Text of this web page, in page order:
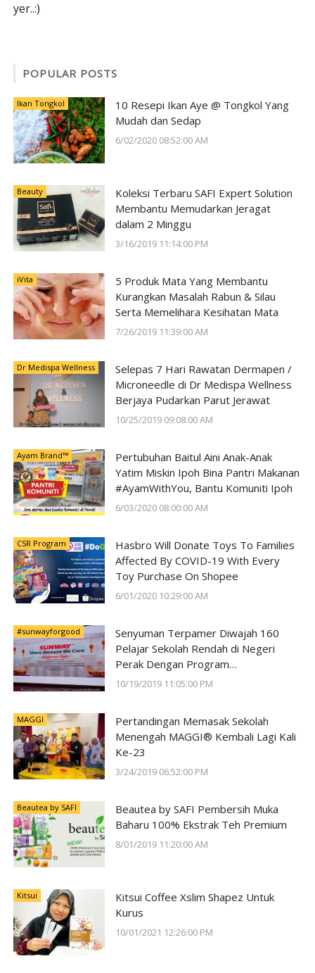
yer..:)
POPULAR POSTS
Ikan Tongkol
10 Resepi Ikan Aye @ Tongkol Yang
Mudah dan Sedap
6/02/2020 08:52:00 AM
Beauty
Koleksi Terbaru SAFI Expert Solution
Membantu Memudarkan Jeragat
dalam 2 Minggu
3/16/2019 11:14:00 PM
iVita
5 Produk Mata Yang Membantu
Kurangkan Masalah Rabun & Silau
Serta Memelihara Kesihatan Mata
7/26/2019 11:39:00 AM
Dr Medispa Wellness
Selepas 7 Hari Rawatan Dermapen /
Microneedle di Dr Medispa Wellness
Berjaya Pudarkan Parut Jerawat
10/25/2019 09:08:00 AM
Ayam Brand™
Pertubuhan Baitul Aini Anak-Anak
Yatim Miskin Ipoh Bina Pantri Makanan
#AyamWithYou, Bantu Komuniti Ipoh
6/03/2020 08:00:00 AM
CSR Program
Hasbro Will Donate Toys To Families
Affected By COVID-19 With Every
Toy Purchase On Shopee
6/01/2020 10:29:00 AM
#sunwayforgood
Senyuman Terpamer Diwajah 160
Pelajar Sekolah Rendah di Negeri
Perak Dengan Program
#SunwayForGood Deepavali Cheer di
10/19/2019 11:05:00 PM
MAGGI
Pertandingan Memasak Sekolah
Menengah MAGGI® Kembali Lagi Kali
Ke-23
3/24/2019 06:52:00 PM
Beautea by SAFI
Beautea by SAFI Pembersih Muka
Baharu 100% Ekstrak Teh Premium
8/01/2019 11:20:00 AM
Kitsui
Kitsui Coffee Xslim Shapez Untuk
Kurus
10/01/2021 12:26:00 PM